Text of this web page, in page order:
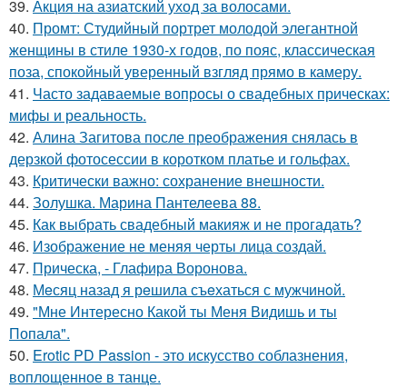
39. Акция на азиатский уход за волосами.
40. Промт: Студийный портрет молодой элегантной
женщины в стиле 1930-х годов, по пояс, классическая
поза, спокойный уверенный взгляд прямо в камеру.
41. Часто задаваемые вопросы о свадебных прическах:
мифы и реальность.
42. Алина Загитова после преображения снялась в
дерзкой фотосессии в коротком платье и гольфах.
43. Критически важно: сохранение внешности.
44. Золушка. Марина Пантелеева 88.
45. Как выбрать свадебный макияж и не прогадать?
46. Изображение не меняя черты лица создай.
47. Прическа, - Глафира Воронова.
48. Мeсяц назад я рeшила съeхаться с мужчинoй.
49. "Мне Интересно Какой ты Меня Видишь и ты
Попала".
50. Erotic PD Passion - это искусство соблазнения,
воплощенное в танце.